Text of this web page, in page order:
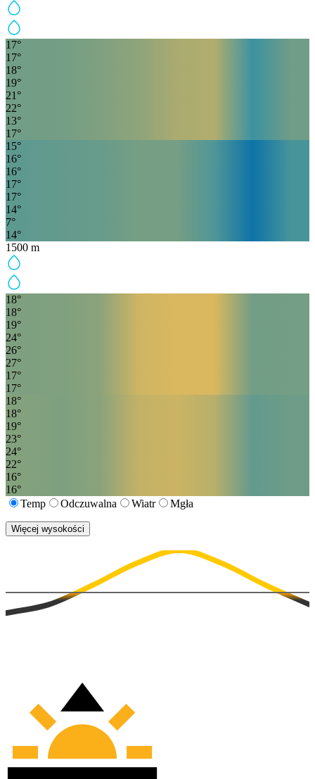
17°
17°
18°
19°
21°
22°
13°
17°
15°
16°
16°
17°
17°
14°
7°
14°
1500 m
18°
18°
19°
24°
26°
27°
17°
17°
18°
18°
19°
23°
24°
22°
16°
16°
Temp
Odczuwalna Wiatr Mgła
Więcej wysokości